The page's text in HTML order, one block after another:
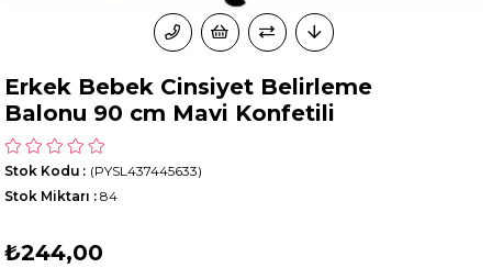
Erkek Bebek Cinsiyet Belirleme
Balonu 90 cm Mavi Konfetili
(PYSL437445633)
Stok Kodu
Stok Miktarı : 84
₺244,00